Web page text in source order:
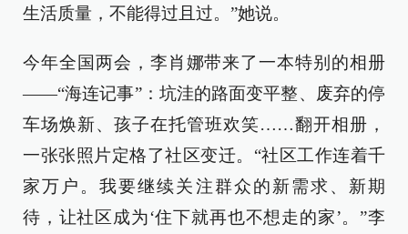
生活质量，不能得过且过。”她说。
今年全国两会，李肖娜带来了一本特别的相册
——“海连记事”：坑洼的路面变平整、废弃的停
车场焕新、孩子在托管班欢笑……翻开相册，
一张张照片定格了社区变迁。“社区工作连着千
家万户。我要继续关注群众的新需求、新期
待，让社区成为‘住下就再也不想走的家’。”李